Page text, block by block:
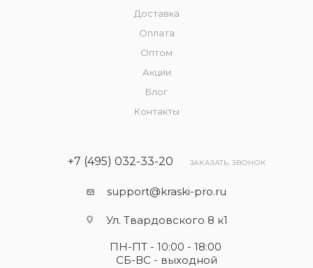
Доставка
Оплата
Оптом
Акции
Блог
Контакты
+7 (495) 032-33-20 ЗАКАЗАТЬ ЗВОНОК
support@kraski-pro.ru
Ул. Твардовского 8 к1
ПН-ПТ - 10:00 - 18:00
СБ-ВС - выходной